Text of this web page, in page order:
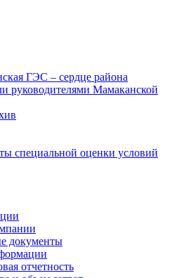
ГЭС – сердце района
руководителями Мамаканской
специальной оценки условий
документы
отчетность